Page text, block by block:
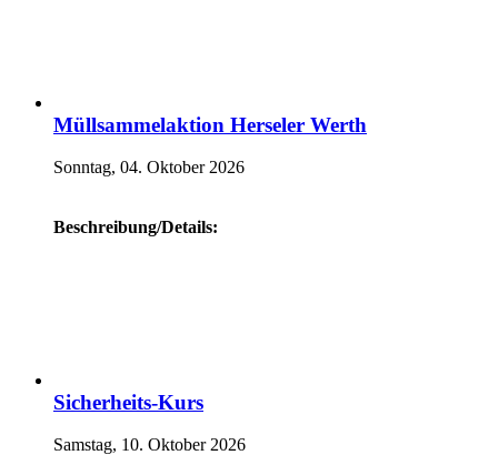
Müllsammelaktion Herseler Werth
Sonntag, 04. Oktober 2026
Beschreibung/Details:
Sicherheits-Kurs
Samstag, 10. Oktober 2026